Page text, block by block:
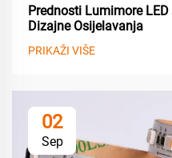
Prednosti Lumimore
Dizajne Osijelavanja
PRIKAŽI VIŠE
02
Sep